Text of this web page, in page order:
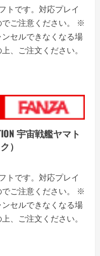
トです。対応プレイ
ご注意ください。 ※
セルできなくなる場
、ご注文ください。
宇宙戦艦ヤマト
）
トです。対応プレイ
ご注意ください。 ※
セルできなくなる場
、ご注文ください。